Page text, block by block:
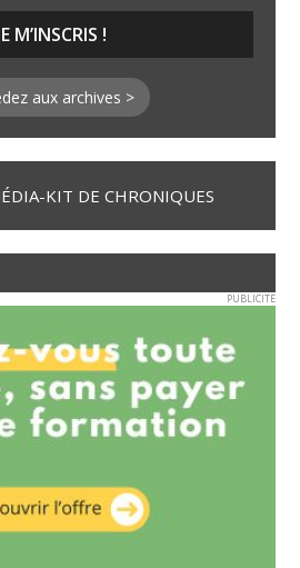
aux archives >
KIT DE CHRONIQUES
PUBLICITE